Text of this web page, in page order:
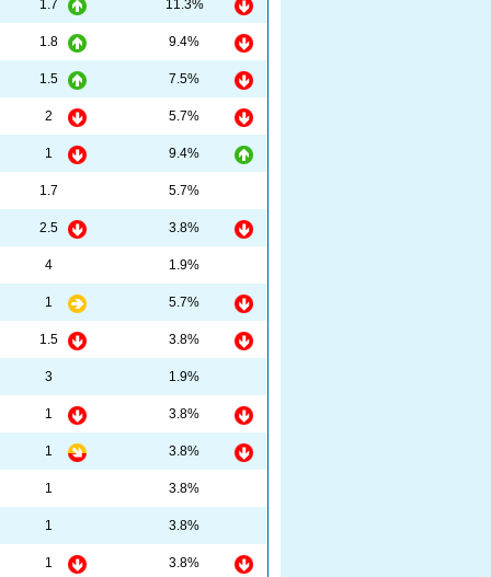
1.7 11.3%
1.8 9.4%
1.5 7.5%
2 5.7%
1 9.4%
1.7 5.7%
2.5 3.8%
4 1.9%
1 5.7%
1.5 3.8%
3 1.9%
1 3.8%
1 3.8%
1 3.8%
1 3.8%
1 3.8%